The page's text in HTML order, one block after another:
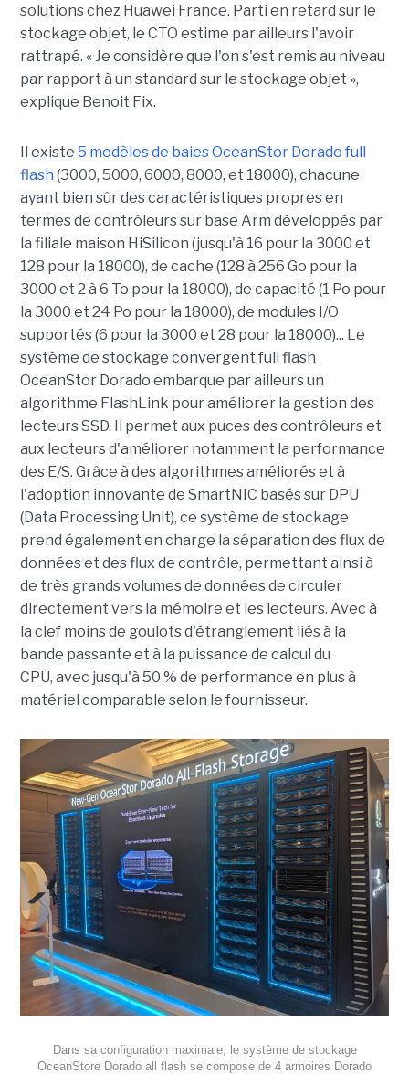
solutions chez Huawei France. Parti en retard sur le
stockage objet, le CTO estime par ailleurs l'avoir
rattrapé. « Je considère que l'on s'est remis au niveau
par rapport à un standard sur le stockage objet »,
explique Benoit Fix.
Il existe 5 modèles de baies OceanStor Dorado full
flash (3000, 5000, 6000, 8000, et 18000), chacune
ayant bien sûr des caractéristiques propres en
termes de contrôleurs sur base Arm développés par
la filiale maison HiSilicon (jusqu'à 16 pour la 3000 et
128 pour la 18000), de cache (128 à 256 Go pour la
3000 et 2 à 6 To pour la 18000), de capacité (1 Po pour
la 3000 et 24 Po pour la 18000), de modules I/O
supportés (6 pour la 3000 et 28 pour la 18000)... Le
système de stockage convergent full flash
OceanStor Dorado embarque par ailleurs un
algorithme FlashLink pour améliorer la gestion des
lecteurs SSD. Il permet aux puces des contrôleurs et
aux lecteurs d'améliorer notamment la performance
des E/S. Grâce à des algorithmes améliorés et à
l'adoption innovante de SmartNIC basés sur DPU
(Data Processing Unit), ce système de stockage
prend également en charge la séparation des flux de
données et des flux de contrôle, permettant ainsi à
de très grands volumes de données de circuler
directement vers la mémoire et les lecteurs. Avec à
la clef moins de goulots d'étranglement liés à la
bande passante et à la puissance de calcul du
CPU, avec jusqu'à 50 % de performance en plus à
matériel comparable selon le fournisseur.
Dans sa configuration maximale, le système de stockage
OceanStore Dorado all flash se compose de 4 armoires Dorado